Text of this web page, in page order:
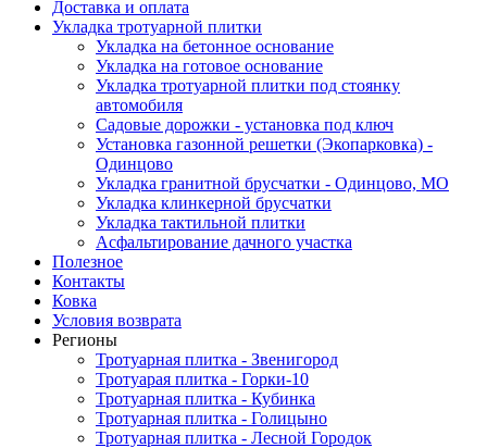
Доставка и оплата
Укладка тротуарной плитки
Укладка на бетонное основание
Укладка на готовое основание
Укладка тротуарной плитки под стоянку
автомобиля
Садовые дорожки - установка под ключ
Установка газонной решетки (Экопарковка) -
Одинцово
Укладка гранитной брусчатки - Одинцово, МО
Укладка клинкерной брусчатки
Укладка тактильной плитки
Асфальтирование дачного участка
Полезное
Контакты
Ковка
Условия возврата
Регионы
Тротуарная плитка - Звенигород
Тротуарая плитка - Горки-10
Тротуарная плитка - Кубинка
Тротуарная плитка - Голицыно
Тротуарная плитка - Лесной Городок